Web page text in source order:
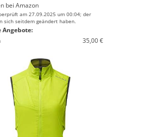
bei Amazon
am 27.09.2025 um 00:04; der
sich seitdem geändert haben.
Angebote:
35,00 €